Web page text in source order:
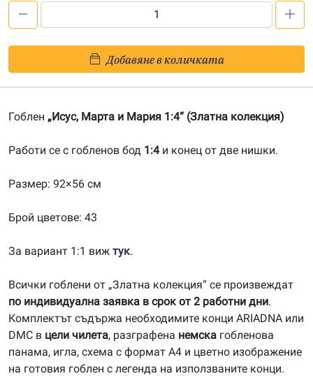
Марта
и
1:4-
Добавяне в количката
Гоблен „Исус, Марта и Мария 1:4“ (Златна колекция)
Работи се с гобленов бод 1:4и конец от две нишки.
Размер: 92×56 см
Брой цветове: 43
За вариант 1:1 виж тук.
Всички гоблени от „Златна колекция“ се произвеждат
по индивидуална заявка в срок от 2 работни дни.
Комплектът съдържа необходимите конци ARIADNA или
DMC в цели чилета, разграфена немска гобленова
панама, игла, схема с формат А4 и цветно изображение
на готовия гоблен с легенда на използваните конци.